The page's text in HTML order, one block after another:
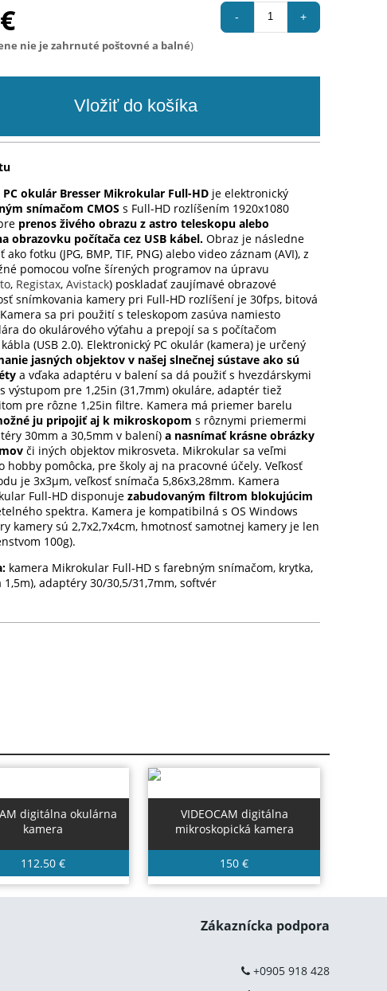
+
-
nie je zahrnuté poštovné a balné)
PC okulár Bresser Mikrokular Full-HD je elektronický
snímačom CMOS s Full-HD rozlíšením 1920x1080
prenos živého obrazu z astro teleskopu alebo
obrazovku počítača cez USB kábel.Obraz je následne
fotku (JPG, BMP, TIF, PNG) alebo video záznam (AVI), z
pomocou voľne šírených programov na úpravu
, Registax,Avistack) poskladať zaujímavé obrazové
snímkovania kamery pri Full-HD rozlíšení je 30fps, bitová
sa pri použití s teleskopom zasúva namiesto
do okulárového výťahu a prepojí sa s počítačom
(USB 2.0). Elektronický PC okulár (kamera) je určený
jasných objektov v našej slnečnej sústave ako sú
a vďaka adaptéru v balení sa dá použiť s hvezdárskymi
výstupom pre 1,25in (31,7mm) okuláre, adaptér tiež
pre rôzne 1,25in filtre. Kamera má priemer barelu
ju pripojiť aj k mikroskopom s rôznymi priemermi
30mm a 30,5mm v balení)a nasnímať krásne obrázky
či iných objektov mikrosveta. Mikrokular sa veľmi
hobby pomôcka, pre školy aj na pracovné účely. Veľkosť
je 3x3µm, veľkosť snímača 5,86x3,28mm. Kamera
Full-HD disponujezabudovaným filtrom blokujúcim
spektra. Kamera je kompatibilná s OS Windows
kamery sú 2,7x2,7x4cm, hmotnosť samotnej kamery je len
100g).
kamera Mikrokular Full-HD s farebným snímačom, krytka,
1,5m), adaptéry 30/30,5/31,7mm, softvér
digitálna okulárna
kamera
112.50 €
VIDEOCAM digitálna
mikroskopická kamera
150 €
Zákaznícka podpora
+0905 918 428